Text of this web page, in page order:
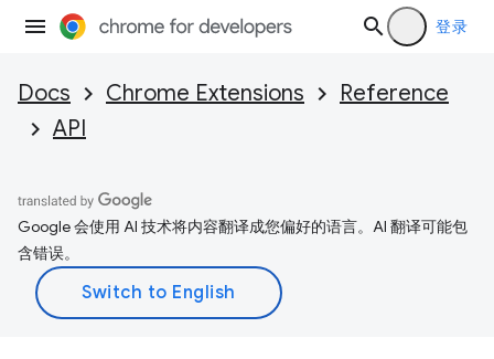
登录
Docs Chrome Extensions
Reference
API
Google 会使用 AI 技术将内容翻译成您偏好的语言。AI 翻译可能包
含错误。